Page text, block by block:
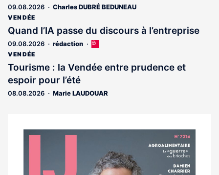
09.08.2026 Charles DUBRÉ BEDUNEAU
VENDÉE
Quand l’IA passe du discours à l’entreprise
09.08.2026 rédaction
Cet
est
réservé
abonnés
VENDÉE
Tourisme : la Vendée entre prudence et
espoir pour l’été
08.08.2026 Marie LAUDOUAR
Notre
magazine